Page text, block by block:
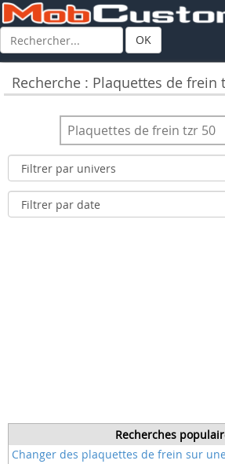
OK
Recherche : Plaquettes de frein
Recherches
Changer des plaquettes de frein sur